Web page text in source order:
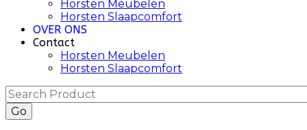
Horsten Meubelen
Horsten Slaapcomfort
OVER ONS
Contact
Horsten Meubelen
Horsten Slaapcomfort